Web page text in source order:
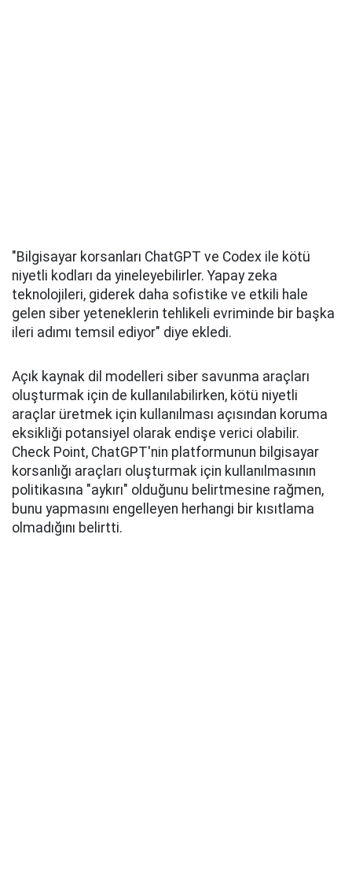
"Bilgisayar korsanları ChatGPT ve Codex ile kötü
niyetli kodları da yineleyebilirler. Yapay zeka
teknolojileri, giderek daha sofistike ve etkili hale
gelen siber yeteneklerin tehlikeli evriminde bir başka
ileri adımı temsil ediyor" diye ekledi.
Açık kaynak dil modelleri siber savunma araçları
oluşturmak için de kullanılabilirken, kötü niyetli
araçlar üretmek için kullanılması açısından koruma
eksikliği potansiyel olarak endişe verici olabilir.
Check Point, ChatGPT'nin platformunun bilgisayar
korsanlığı araçları oluşturmak için kullanılmasının
politikasına "aykırı" olduğunu belirtmesine rağmen,
bunu yapmasını engelleyen herhangi bir kısıtlama
olmadığını belirtti.